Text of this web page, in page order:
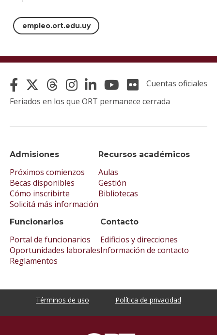
empleo.ort.edu.uy
Admisiones
Próximos comienzos
Becas disponibles
Cómo inscribirte
Solicitá más información
Recursos académicos
Aulas
Gestión
Bibliotecas
Funcionarios
Portal de funcionarios
Oportunidades laborales
Reglamentos
Contacto
Edificios y direcciones
Información de contacto
Cuentas oficiales
Feriados en los que ORT permanece cerrada
Términos de uso Política de privacidad